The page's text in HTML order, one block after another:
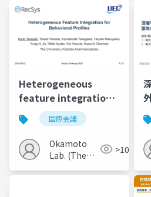
Communications)
Heterogeneous
feature integration
for behavioral
profiles
国際会議
Okamoto
Lab. (The
>100